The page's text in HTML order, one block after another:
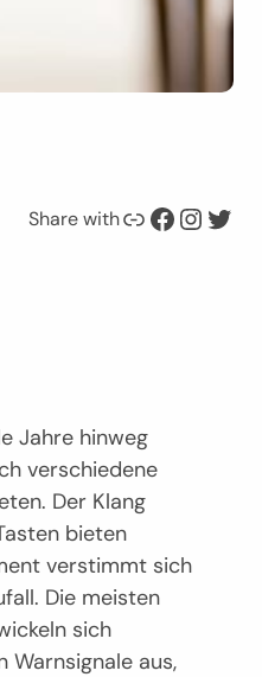
Share withLink Facebook Instagram Twitter
Jahre hinweg
verschiedene
Der Klang
bieten
verstimmt sich
Die meisten
sich
Warnsignale aus,